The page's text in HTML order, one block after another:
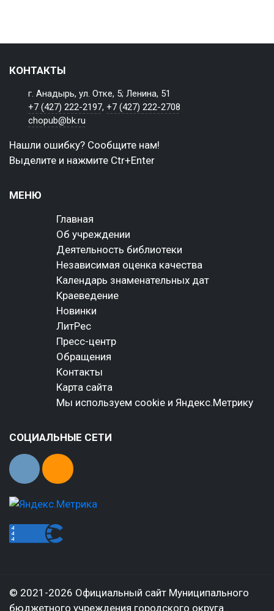
КОНТАКТЫ
г. Анадырь, ул. Отке, 5; Ленина, 51
+7 (427) 222-2197,+7 (427) 222-2708
chopub@bk.ru
Нашли ошибку? Сообщите нам!
Выделите и нажмите Ctr+Enter
МЕНЮ
Главная
Об учреждении
Деятельность библиотеки
Независимая оценка качества
Календарь знаменательных дат
Краеведение
Новинки
ЛитРес
Пресс-центр
Обращения
Контакты
Карта сайта
Мы используем cookie и Яндекс.Метрику
СОЦИАЛЬНЫЕ СЕТИ
© 2021-2026 Официальный сайт Муниципального
бюджетного учреждения городского округа